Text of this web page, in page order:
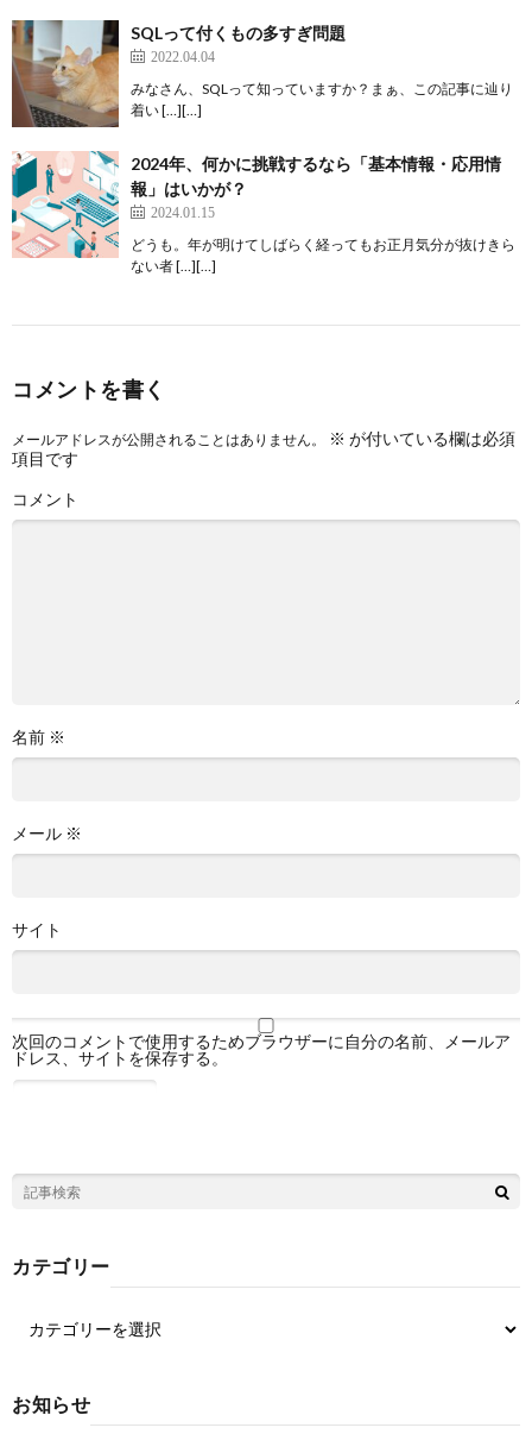
SQLって付くもの多すぎ問題
2022.04.04
みなさん、SQLって知っていますか？まぁ、この記事に辿り
着い […][…]
2024年、何かに挑戦するなら「基本情報・応用情
報」はいかが？
2024.01.15
どうも。年が明けてしばらく経ってもお正月気分が抜けきら
ない者 […][…]
コメントを書く
メールアドレスが公開されることはありません。 ※ が付いている欄は必須
項目です
コメント
名前 ※
メール ※
サイト
次回のコメントで使用するためブラウザーに自分の名前、メールア
ドレス、サイトを保存する。
カテゴリー
お知らせ